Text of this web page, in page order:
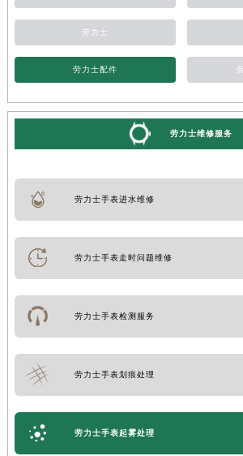
劳力士
劳力士配件
劳力士维修服务
劳力士手表进水维修
劳力士手表走时问题维修
劳力士手表检测服务
劳力士手表划痕处理
劳力士手表起雾处理